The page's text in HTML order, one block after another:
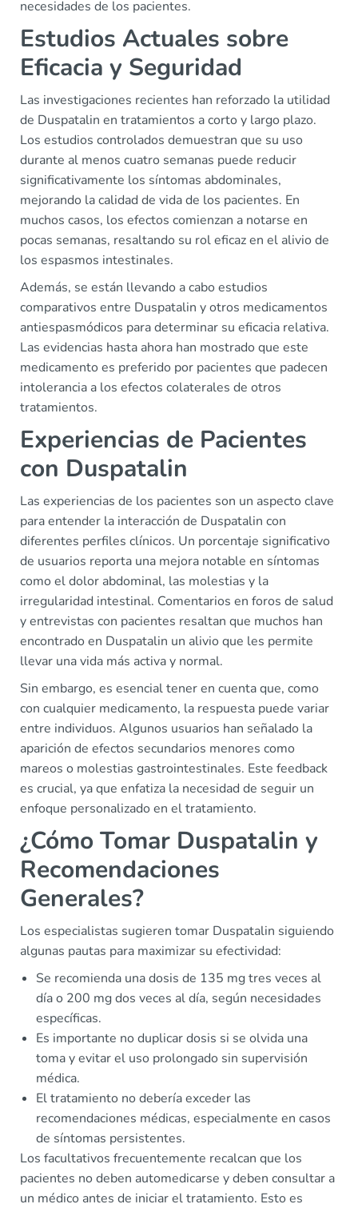
necesidades de los pacientes.
Estudios Actuales sobre
Eficacia y Seguridad
Las investigaciones recientes han reforzado la utilidad
de Duspatalin en tratamientos a corto y largo plazo.
Los estudios controlados demuestran que su uso
durante al menos cuatro semanas puede reducir
significativamente los síntomas abdominales,
mejorando la calidad de vida de los pacientes. En
muchos casos, los efectos comienzan a notarse en
pocas semanas, resaltando su rol eficaz en el alivio de
los espasmos intestinales.
Además, se están llevando a cabo estudios
comparativos entre Duspatalin y otros medicamentos
antiespasmódicos para determinar su eficacia relativa.
Las evidencias hasta ahora han mostrado que este
medicamento es preferido por pacientes que padecen
intolerancia a los efectos colaterales de otros
tratamientos.
Experiencias de Pacientes
con Duspatalin
Las experiencias de los pacientes son un aspecto clave
para entender la interacción de Duspatalin con
diferentes perfiles clínicos. Un porcentaje significativo
de usuarios reporta una mejora notable en síntomas
como el dolor abdominal, las molestias y la
irregularidad intestinal. Comentarios en foros de salud
y entrevistas con pacientes resaltan que muchos han
encontrado en Duspatalin un alivio que les permite
llevar una vida más activa y normal.
Sin embargo, es esencial tener en cuenta que, como
con cualquier medicamento, la respuesta puede variar
entre individuos. Algunos usuarios han señalado la
aparición de efectos secundarios menores como
mareos o molestias gastrointestinales. Este feedback
es crucial, ya que enfatiza la necesidad de seguir un
enfoque personalizado en el tratamiento.
¿Cómo Tomar Duspatalin y
Recomendaciones
Generales?
Los especialistas sugieren tomar Duspatalin siguiendo
algunas pautas para maximizar su efectividad:
Se recomienda una dosis de 135 mg tres veces al
día o 200 mg dos veces al día, según necesidades
específicas.
Es importante no duplicar dosis si se olvida una
toma y evitar el uso prolongado sin supervisión
médica.
El tratamiento no debería exceder las
recomendaciones médicas, especialmente en casos
de síntomas persistentes.
Los facultativos frecuentemente recalcan que los
pacientes no deben automedicarse y deben consultar a
un médico antes de iniciar el tratamiento. Esto es